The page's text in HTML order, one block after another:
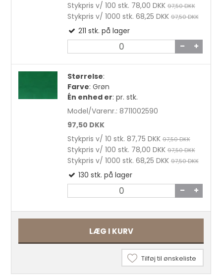
Stykpris v/ 100 stk. 78,00 DKK 97,50 DKK
Stykpris v/ 1000 stk. 68,25 DKK 97,50 DKK
211 stk. på lager
Størrelse:
Farve: Grøn
Én enhed er: pr. stk.
Model/Varenr.: 8711002590
97,50 DKK
Stykpris v/ 10 stk. 87,75 DKK 97,50 DKK
Stykpris v/ 100 stk. 78,00 DKK 97,50 DKK
Stykpris v/ 1000 stk. 68,25 DKK 97,50 DKK
130 stk. på lager
LÆG I KURV
Tilføj til ønskeliste